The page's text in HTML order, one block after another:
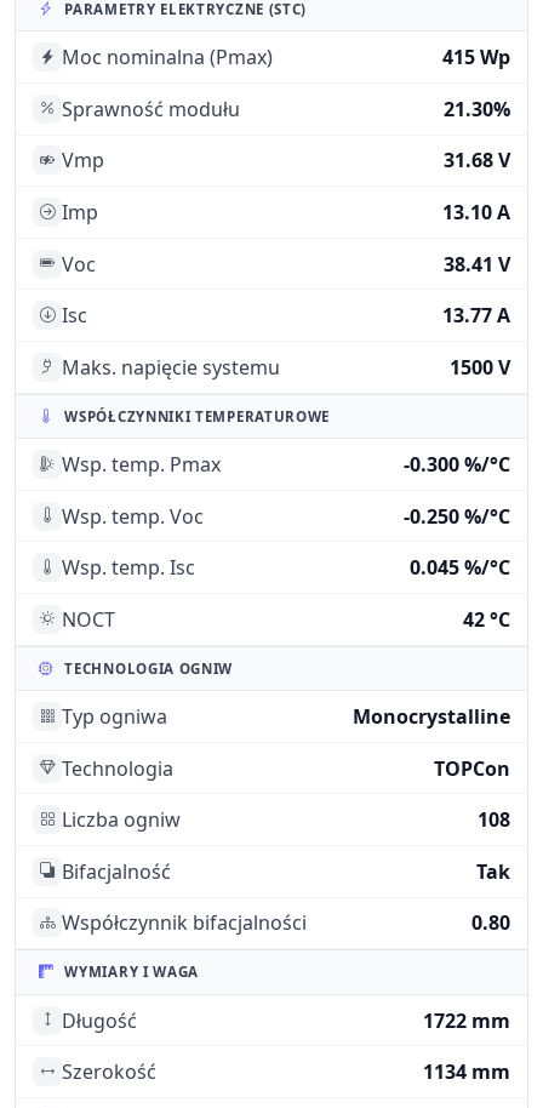
PARAMETRY ELEKTRYCZNE (STC)
Moc nominalna (Pmax)
415 Wp
Sprawność modułu
21.30%
Vmp
31.68 V
Imp
13.10 A
Voc
38.41 V
Isc
13.77 A
Maks. napięcie systemu
1500 V
WSPÓŁCZYNNIKI TEMPERATUROWE
Wsp. temp. Pmax
-0.300 %/°C
Wsp. temp. Voc
-0.250 %/°C
Wsp. temp. Isc
0.045 %/°C
NOCT
42 °C
TECHNOLOGIA OGNIW
Typ ogniwa
Monocrystalline
Technologia
TOPCon
Liczba ogniw
108
Bifacjalność
Tak
Współczynnik bifacjalności
0.80
WYMIARY I WAGA
Długość
1722 mm
Szerokość
1134 mm